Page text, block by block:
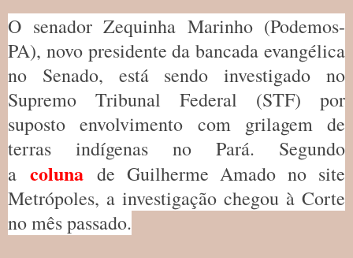
O senador Zequinha Marinho (Podemos-
PA), novo presidente da bancada evangélica
no Senado, está sendo investigado no
Supremo Tribunal Federal (STF) por
suposto envolvimento com grilagem de
terras indígenas no Pará. Segundo
a coluna de Guilherme Amado no site
Metrópoles, a investigação chegou à Corte
no mês passado.